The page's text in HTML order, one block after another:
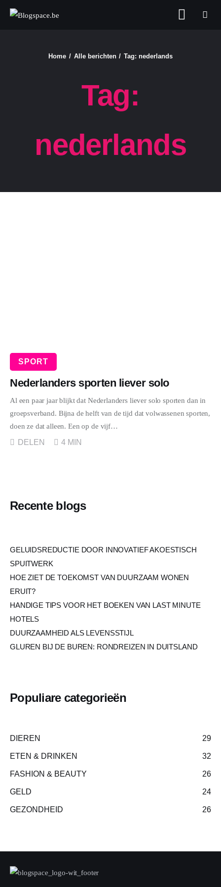
Tag:
nederlands
Home Alle berichten Tag: nederlands
GEZONDHEID
SPORT
Nederlanders sporten liever solo
Al een paar jaar blijkt dat Nederlanders liever solo sporten dan in
groepsverband. Bijna de helft van de tijd dat volwassenen sporten,
doen ze dat alleen. Een op de vijf…
DELEN 4 MIN
Recente blogs
GELUIDSREDUCTIE DOOR INNOVATIEF AKOESTISCH
SPUITWERK
HOE ZIET DE TOEKOMST VAN DUURZAAM WONEN
ERUIT?
HANDIGE TIPS VOOR HET BOEKEN VAN LAST MINUTE
HOTELS
DUURZAAMHEID ALS LEVENSSTIJL
GLUREN BIJ DE BUREN: RONDREIZEN IN DUITSLAND
Populiare categorieën
DIEREN 29
ETEN & DRINKEN 32
FASHION & BEAUTY 26
GELD 24
GEZONDHEID 26